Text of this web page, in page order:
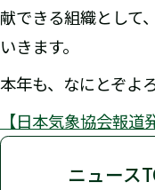
献できる組織として
いきます。
本年も、なにとぞよ
【日本気象協会報
ニュース